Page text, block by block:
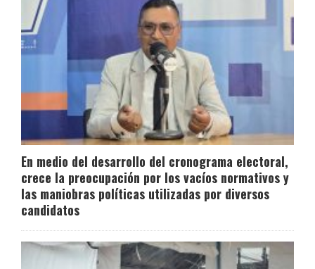
En medio del desarrollo del cronograma electoral,
crece la preocupación por los vacíos normativos y
las maniobras políticas utilizadas por diversos
candidatos